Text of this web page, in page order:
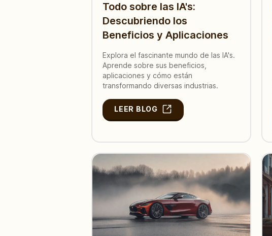
Todo sobre las IA's:
Descubriendo los
Beneficios y Aplicaciones
Explora el fascinante mundo de las IA's.
Aprende sobre sus beneficios,
aplicaciones y cómo están
transformando diversas industrias.
LEER BLOG